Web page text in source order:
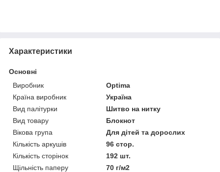
Характеристики
Основні
Виробник
Optima
Країна виробник
Україна
Вид палітурки
Шитво на нитку
Вид товару
Блокнот
Вікова група
Для дітей та дорослих
Кількість аркушів
96 стор.
Кількість сторінок
192 шт.
Щільність паперу
70 г/м2